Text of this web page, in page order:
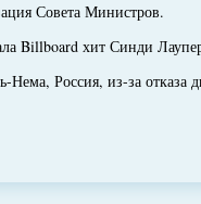
Совета Министров.
Billboard хит Синди
Нема, Россия, из-за отказа